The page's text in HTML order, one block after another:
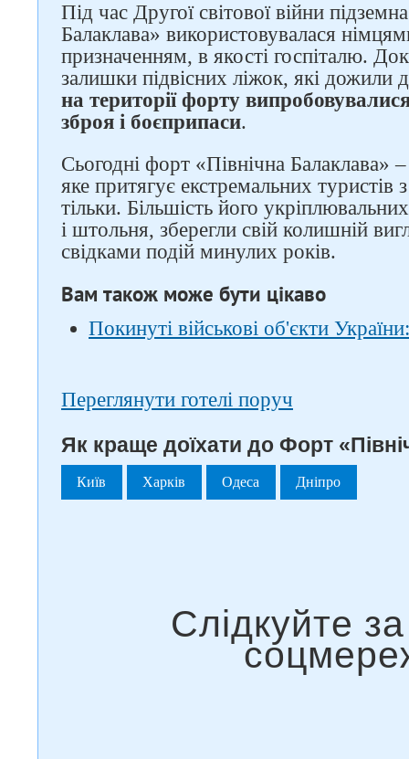
Під час Другої світової війни
Балаклава» використовувалася
призначенням, в якості госпіталю.
залишки підвісних ліжок, які дожили
на території форту
зброя і боєприпаси.
Сьогодні форт «Північна Балаклава»
яке притягує екстремальних туристів
тільки. Більшість його
і штольня, зберегли свій колишній
свідками подій минулих років.
Вам також може бути цікаво
Покинуті військові об'єкти
Переглянути готелі поруч
Як краще доїхати до Форт
Київ Харків Одеса Дніпро